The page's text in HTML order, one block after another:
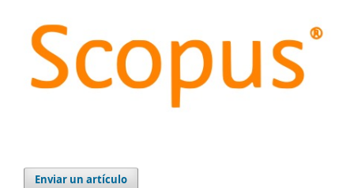
Enviar un artículo